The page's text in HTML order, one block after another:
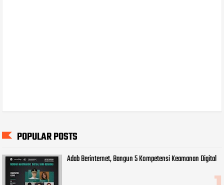
POPULAR POSTS
Adab Berinternet, Bangun 5 Kompetensi Keamanan Digital